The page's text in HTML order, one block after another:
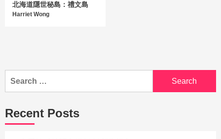
北海道隱世秘島：禮文島
Harriet Wong
Recent Posts